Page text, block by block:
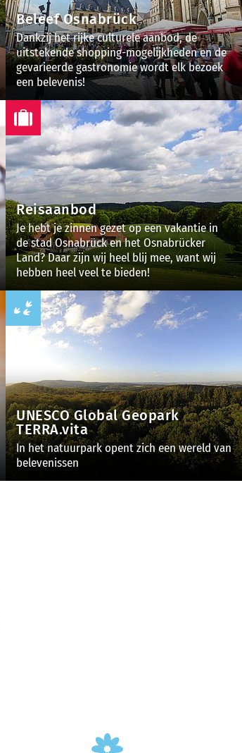
Beleef Osnabrück
Dankzij het rijke culturele aanbod, de
uitstekende shopping-mogelijkheden en de
gevarieerde gastronomie wordt elk bezoek
een belevenis!
Reisaanbod
Je hebt je zinnen gezet op een vakantie in
de stad Osnabrück en het Osnabrücker
Land? Daar zijn wij heel blij mee, want wij
hebben heel veel te bieden!
UNESCO Global Geopark
TERRA.vita
In het natuurpark opent zich een wereld van
belevenissen